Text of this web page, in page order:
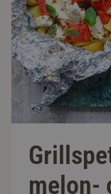
melon-